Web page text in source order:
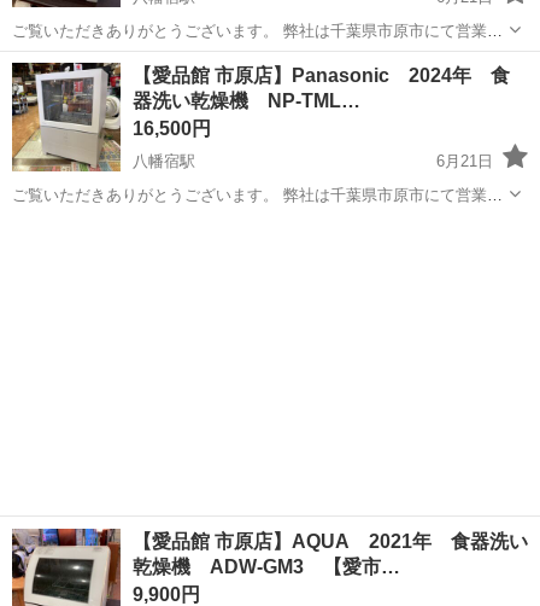
ご覧いただきありがとうございます。 弊社は千葉県市原市にて営業し
ておりますリサイクルショップ愛品館市原店です。 こちらの商品は店
頭にて並行販売中です。 お取引につきましてはジモティーのメールか
弊社HPおよび店舗...
千葉 市原市 八幡宿駅 キッチン家電
【愛品館 市原店】Panasonic 2024年 食
器洗い乾燥機 NP-TML…
16,500円
八幡宿駅
6月21日
ご覧いただきありがとうございます。 弊社は千葉県市原市にて営業し
【愛品館 市原店】AQUA 2021年 食器洗い
乾燥機 ADW-GM3 【愛市…
9,900円